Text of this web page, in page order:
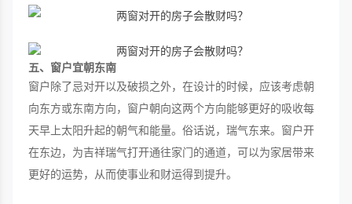
五、窗户宜朝东南
窗户除了忌对开以及破损之外，在设计的时候，应该考虑朝
向东方或东南方向，窗户朝向这两个方向能够更好的吸收每
天早上太阳升起的朝气和能量。俗话说，瑞气东来。窗户开
在东边，为吉祥瑞气打开通往家门的通道，可以为家居带来
更好的运势，从而使事业和财运得到提升。